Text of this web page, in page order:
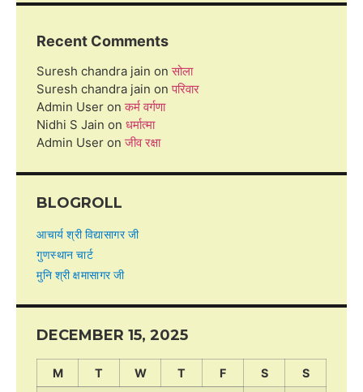
Recent Comments
Suresh chandra jain onसोला
Suresh chandra jain onपरिवार
Admin User onकर्म वर्गणा
Nidhi S Jain on धर्मात्मा
Admin User onजीव रक्षा
BLOGROLL
आचार्य श्री विद्यासागर जी
गुणस्थान चार्ट
मुनि श्री क्षमासागर जी
DECEMBER 15, 2025
M T W T F S
S